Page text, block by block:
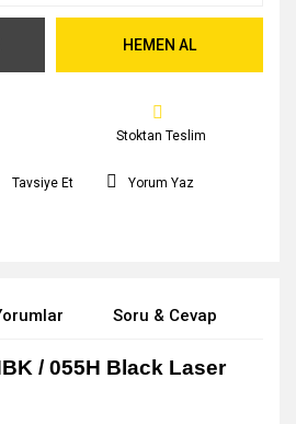
HEMEN AL
Stoktan Teslim
Tavsiye Et Yorum Yaz
Soru & Cevap
/ 055H Black Laser